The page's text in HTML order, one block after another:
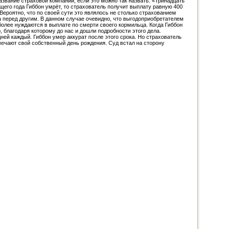
года Гиббон умрёт, то страхователь получит выплату равную 400
что по своей сути это являлось не столько страхованием
другим. В данном случае очевидно, что выгодоприобретателем
нуждаются в выплате по смерти своего кормильца. Когда Гиббон
которому до нас и дошли подробности этого дела.
каждый. Гиббон умер аккурат после этого срока. Но страхователь
свой собственный день рождения. Суд встал на сторону